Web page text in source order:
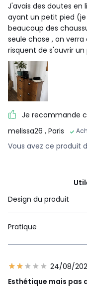
J'avais des doutes en
ayant un petit pied
beaucoup des
seule chose , on
risquent de s'ouvrir un
Je recommande
melissa26 , Paris
Vous avez ce produit
Design du produit
Pratique
24/08/
Esthétique mais pas